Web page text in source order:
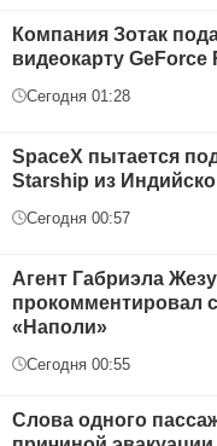
Компания Зотак
видеокарту GeForce
Сегодня 01:28
SpaceX пытается
Starship из
Сегодня 00:57
Агент Габриэла
прокомментировал
«Наполи»
Сегодня 00:55
Слова одного